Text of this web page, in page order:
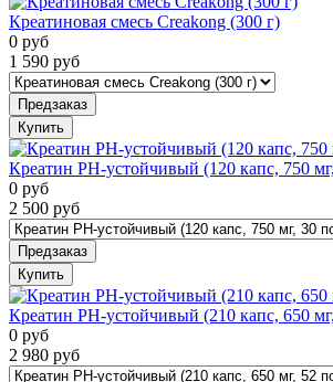
Креатиновая смесь Creakong (300 г)
0 руб
1 590 руб
Предзаказ
Купить
Креатин PH-устойчивый (120 капс, 750
0 руб
2 500 руб
Предзаказ
Купить
Креатин PH-устойчивый (210 капс, 650
0 руб
2 980 руб